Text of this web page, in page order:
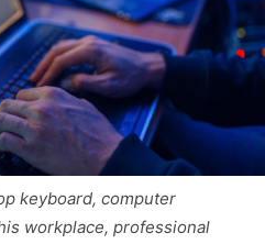
keyboard, computer
workplace, professional